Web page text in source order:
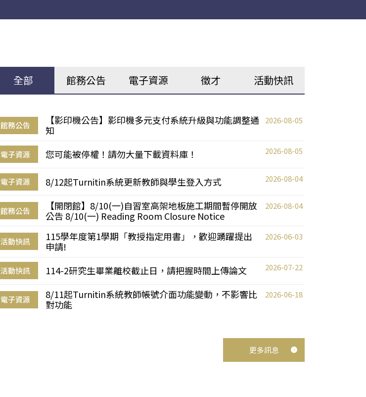
全部 館務公告 電子資源 徵才 活動快訊
館務公告
【影印機公告】影印機多元支付系統升級與功能調整通
知
2026-08-05
電子資源 您可能被停權！請勿大量下載資料庫！ 2026-08-05
電子資源 8/12起Turnitin系統更新教師與學生登入方式 2026-08-04
館務公告
【開閉館】8/10(一)自習室高架地板施工期間暫停開放
公告 8/10(一) Reading Room Closure Notice
2026-08-04
活動快訊
115學年度第1學期「教授指定用書」，歡迎踴躍提出
申請!
2026-06-03
活動快訊 114-2研究生畢業離校截止日，請把握時間上傳論文 2026-07-22
電子資源
8/11起Turnitin系統教師帳號介面功能變動，不影響比
對功能
2026-06-18
更多訊息